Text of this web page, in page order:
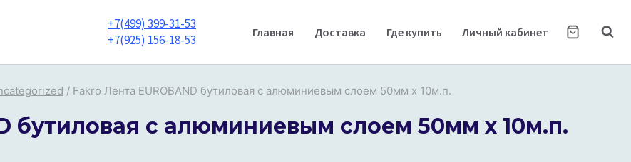
+7(499) 399-31-53
+7(925) 156-18-53
Главная Доставка Где купить Личный кабинет
/ Fakro Лента EUROBAND бутиловая с алюминиевым слоем 50мм х 10м.п.
бутиловая с алюминиевым слоем 50мм х 10м.п.